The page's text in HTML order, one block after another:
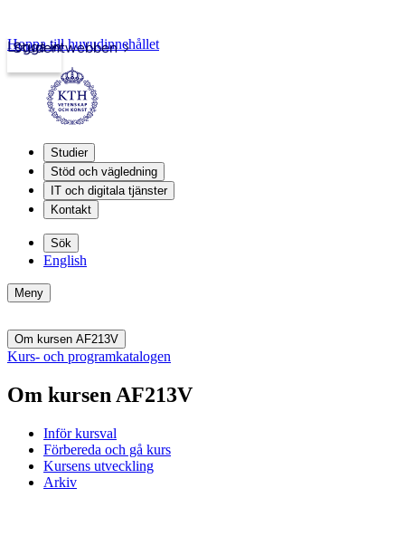
Studentwebben
Logga in
Hoppa till huvudinnehållet
Studier
Stöd och vägledning
IT och digitala tjänster
Kontakt
Sök
English
Meny
Om kursen AF213V
Kurs- och programkatalogen
Om kursen AF213V
Inför kursval
Förbereda och gå kurs
Kursens utveckling
Arkiv